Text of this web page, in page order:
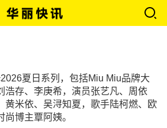
夏日系列，包括Miu Miu品牌大
浩存、李庚希，演员张艺凡、周依
黄米依、吴浔知夏，歌手陆柯燃、欧
尚博主覃阿姨。